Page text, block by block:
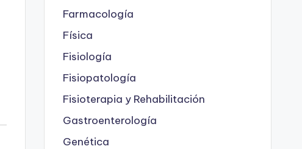
Farmacología
Física
Fisiología
Fisiopatología
Fisioterapia y Rehabilitación
Gastroenterología
Genética